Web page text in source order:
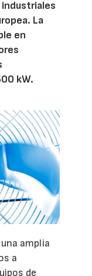
La
en
kW.
amplia
a
de